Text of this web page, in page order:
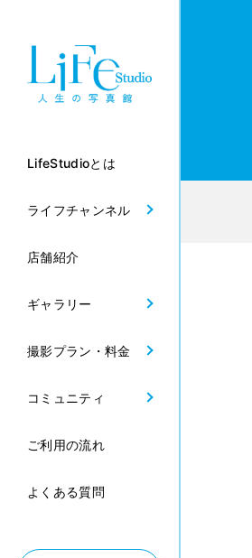
LifeStudioとは
ライフチャンネル
店舗紹介
ギャラリー
撮影プラン・料金
コミュニティ
ご利用の流れ
よくある質問